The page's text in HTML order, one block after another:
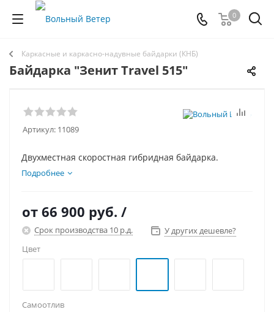
0
Каркасные и каркасно-надувные байдарки (КНБ)
Байдарка "Зенит Travel 515"
Артикул: 11089
Двухместная скоростная гибридная байдарка.
Подробнее
от 66 900 руб. /
Срок производства 10 р.д.
У других дешевле?
Цвет
Самоотлив